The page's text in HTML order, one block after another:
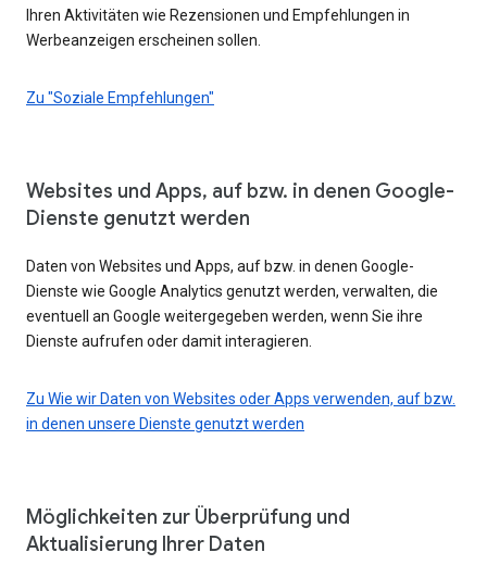
Ihren Aktivitäten wie Rezensionen und Empfehlungen in
Werbeanzeigen erscheinen sollen.
Zu "Soziale Empfehlungen"
Websites und Apps, auf bzw. in denen Google-
Dienste genutzt werden
Daten von Websites und Apps, auf bzw. in denen Google-
Dienste wie Google Analytics genutzt werden, verwalten, die
eventuell an Google weitergegeben werden, wenn Sie ihre
Dienste aufrufen oder damit interagieren.
Zu Wie wir Daten von Websites oder Apps verwenden, auf bzw.
in denen unsere Dienste genutzt werden
Möglichkeiten zur Überprüfung und
Aktualisierung Ihrer Daten